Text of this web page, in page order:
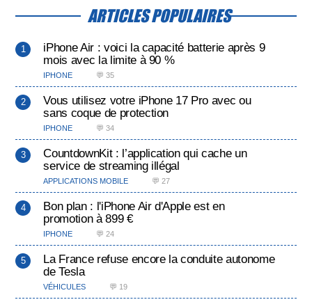
ARTICLES POPULAIRES
iPhone Air : voici la capacité batterie après 9
mois avec la limite à 90 %
IPHONE 💬 35
Vous utilisez votre iPhone 17 Pro avec ou
sans coque de protection
IPHONE 💬 34
CountdownKit : l’application qui cache un
service de streaming illégal
APPLICATIONS MOBILE 💬 27
Bon plan : l'iPhone Air d'Apple est en
promotion à 899 €
IPHONE 💬 24
La France refuse encore la conduite autonome
de Tesla
VÉHICULES 💬 19